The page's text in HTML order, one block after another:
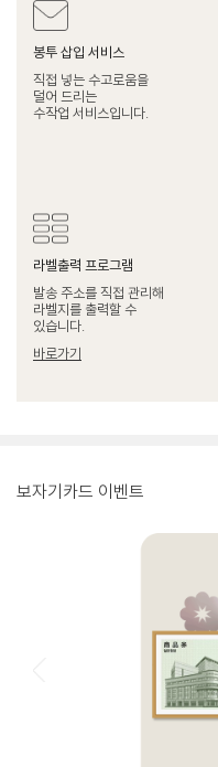
봉투 삽입 서비스
직접 넣는 수고로움을
덜어 드리는
수작업 서비스입니다.
라벨출력 프로그램
발송 주소를 직접 관리해
라벨지를 출력할 수
있습니다.
바로가기
보자기카드 이벤트